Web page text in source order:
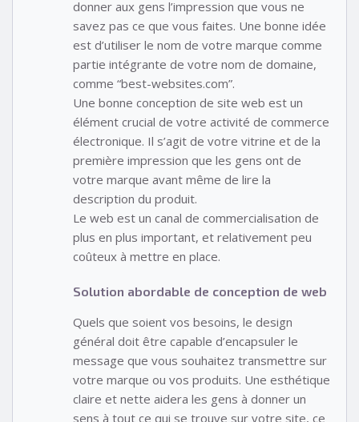
donner aux gens l’impression que vous ne
savez pas ce que vous faites. Une bonne idée
est d’utiliser le nom de votre marque comme
partie intégrante de votre nom de domaine,
comme “best-websites.com”.
Une bonne conception de site web est un
élément crucial de votre activité de commerce
électronique. Il s’agit de votre vitrine et de la
première impression que les gens ont de
votre marque avant même de lire la
description du produit.
Le web est un canal de commercialisation de
plus en plus important, et relativement peu
coûteux à mettre en place.
Solution abordable de conception de web
Quels que soient vos besoins, le design
général doit être capable d’encapsuler le
message que vous souhaitez transmettre sur
votre marque ou vos produits. Une esthétique
claire et nette aidera les gens à donner un
sens à tout ce qui se trouve sur votre site, ce